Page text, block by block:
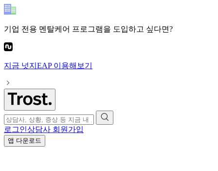
기업 전용 멘탈케어 프로그램을 도입하고 싶다면?
지금 넛지EAP이용해보기
로그인상담사 회원가입
앱 다운로드